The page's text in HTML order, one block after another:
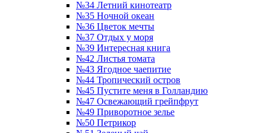
№34 Летний кинотеатр
№35 Ночной океан
№36 Цветок мечты
№37 Отдых у моря
№39 Интересная книга
№42 Листья томата
№43 Ягодное чаепитие
№44 Тропический остров
№45 Пустите меня в Голландию
№47 Освежающий грейпфрут
№49 Приворотное зелье
№50 Петрикор